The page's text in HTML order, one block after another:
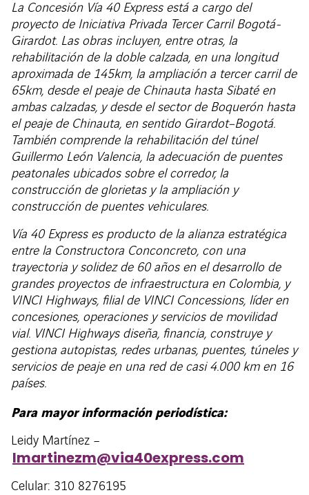
La Concesión Vía 40 Express está a cargo del
proyecto de Iniciativa Privada Tercer Carril Bogotá-
Girardot. Las obras incluyen, entre otras, la
rehabilitación de la doble calzada, en una longitud
aproximada de 145km, la ampliación a tercer carril de
65km, desde el peaje de Chinauta hasta Sibaté en
ambas calzadas, y desde el sector de Boquerón hasta
el peaje de Chinauta, en sentido Girardot–Bogotá.
También comprende la rehabilitación del túnel
Guillermo León Valencia, la adecuación de puentes
peatonales ubicados sobre el corredor, la
construcción de glorietas y la ampliación y
construcción de puentes vehiculares.
Vía 40 Express es producto de la alianza estratégica
entre la Constructora Conconcreto, con una
trayectoria y solidez de 60 años en el desarrollo de
grandes proyectos de infraestructura en Colombia, y
VINCI Highways, filial de VINCI Concessions, líder en
concesiones, operaciones y servicios de movilidad
vial. VINCI Highways diseña, financia, construye y
gestiona autopistas, redes urbanas, puentes, túneles y
servicios de peaje en una red de casi 4.000 km en 16
países.
Para mayor información periodística:
Leidy Martínez –
lmartinezm@via40express.com
Celular: 310 8276195